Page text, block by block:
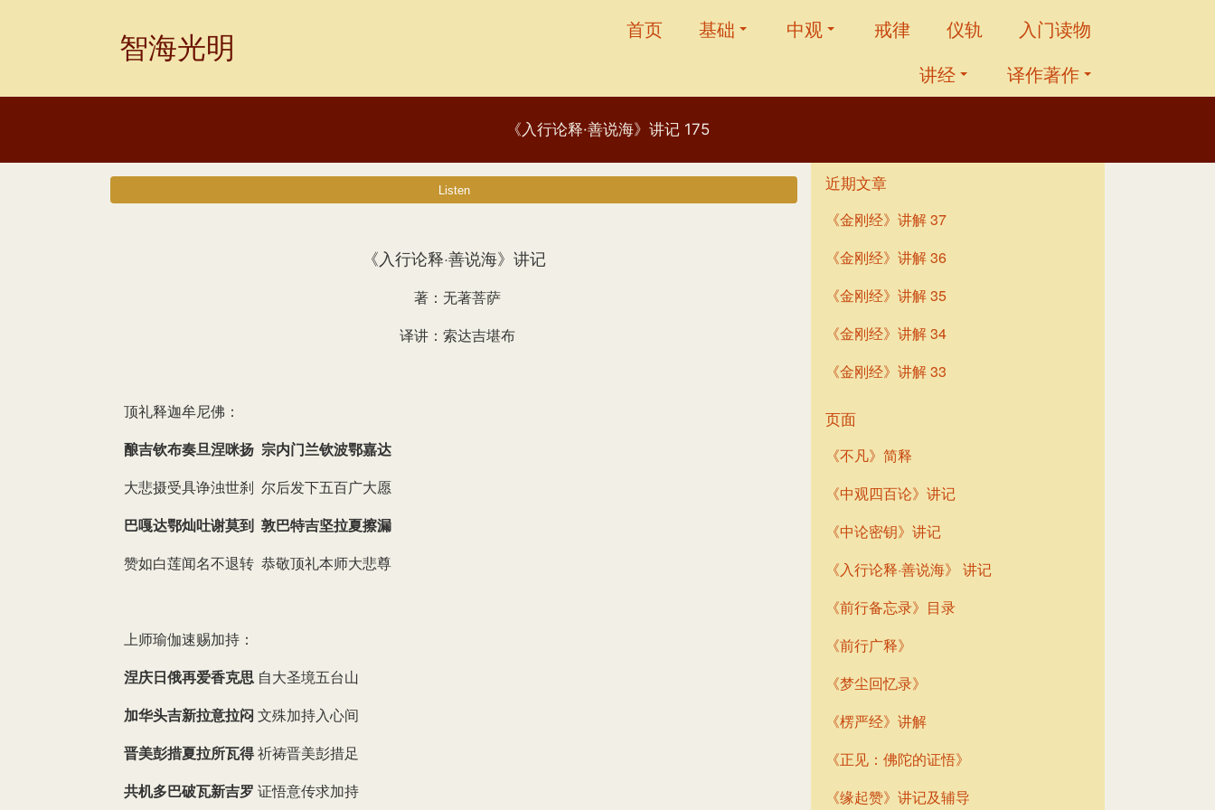
智海光明 首页 基础 中观 戒律 仪轨
入门读物
讲经
译作著作
《入行论释·善说海》讲记 175
《入行论释·善说海》讲记
著：无著菩萨
译讲：索达吉堪布
顶礼释迦牟尼佛：
酿吉钦布奏旦涅咪扬 宗内门兰钦波鄂嘉达
大悲摄受具诤浊世刹 尔后发下五百广大愿
巴嘎达鄂灿吐谢莫到 敦巴特吉坚拉夏擦漏
赞如白莲闻名不退转 恭敬顶礼本师大悲尊
上师瑜伽速赐加持：
涅庆日俄再爱香克思 自大圣境五台山
加华头吉新拉意拉闷 文殊加持入心间
晋美彭措夏拉所瓦得祈祷晋美彭措足
共机多巴破瓦新吉罗 证悟意传求加持
近期文章
《金刚经》讲解 37
《金刚经》讲解 36
《金刚经》讲解 35
《金刚经》讲解 34
《金刚经》讲解 33
页面
《不凡》简释
《中观四百论》讲记
《中论密钥》讲记
《入行论释·善说海》 讲记
《前行备忘录》目录
《前行广释》
《梦尘回忆录》
《楞严经》讲解
《正见：佛陀的证悟》
《缘起赞》讲记及辅导